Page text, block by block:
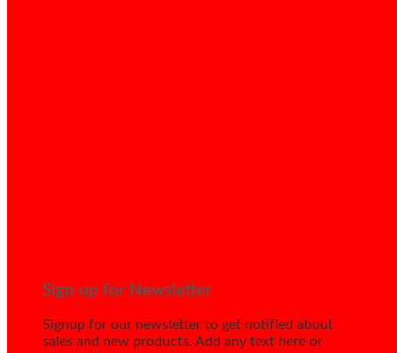
Sign up for Newsletter
Signup for our newsletter to get notified about
sales and new products. Add any text here or